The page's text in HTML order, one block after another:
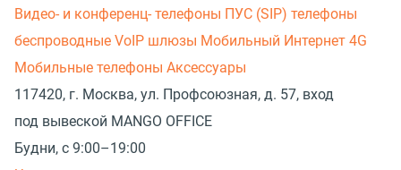
Видео- и конференц- телефоны ПУС (SIP) телефоны
беспроводные VoIP шлюзы Мобильный Интернет 4G
Мобильные телефоны Аксессуары
117420, г. Москва, ул. Профсоюзная, д. 57, вход
под вывеской MANGO OFFICE
Будни, с 9:00–19:00